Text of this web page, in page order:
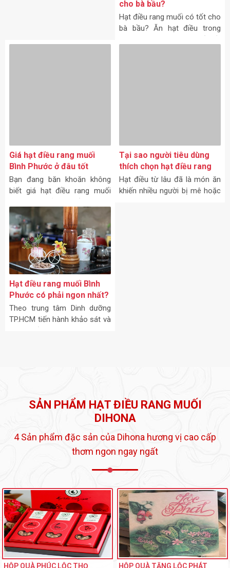
bà bầu? Ăn hạt điều trong
thời gian mang thai là vấn đề
luôn được các mẹ chú trọng
Giá hạt điều rang muối
Bình Phước ở đâu tốt
nhất?
Bạn đang băn khoăn không
biết giá hạt điều rang muối
Bình Phước ở đâu tốt. Vì món
ăn hạt điều rang muối hiện
nay không chỉ là món ăn vặt
đơn thuần nữa, mà còn xuất
hiện trong món ăn ngày tết.
Tại sao người tiêu dùng
thích chọn hạt điều rang
muối Bình Phước?
Hạt điều từ lâu đã là món ăn
khiến nhiều người bị mê hoặc
và thèm khát.
Hạt điều rang muối Bình
Phước có phải ngon nhất?
Theo trung tâm Dinh dưỡng
TP.HCM tiến hành khảo sát và
công bố vào năm 2014 cho
phân tích mẫu
SẢN PHẨM HẠT ĐIỀU RANG MUỐI
DIHONA
4 Sản phẩm đặc sản của Dihona hương vị cao cấp
thơm ngon ngay ngất
HỘP QUÀ PHÚC LỘC THỌ
HỘP QUÀ TẶNG LỘC PHÁT